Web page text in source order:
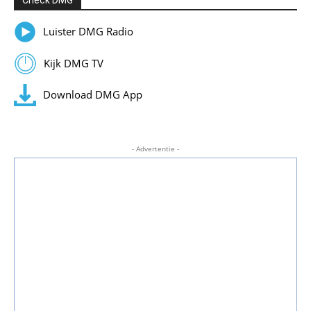
Luister DMG Radio
Kijk DMG TV
Download DMG App
- Advertentie -